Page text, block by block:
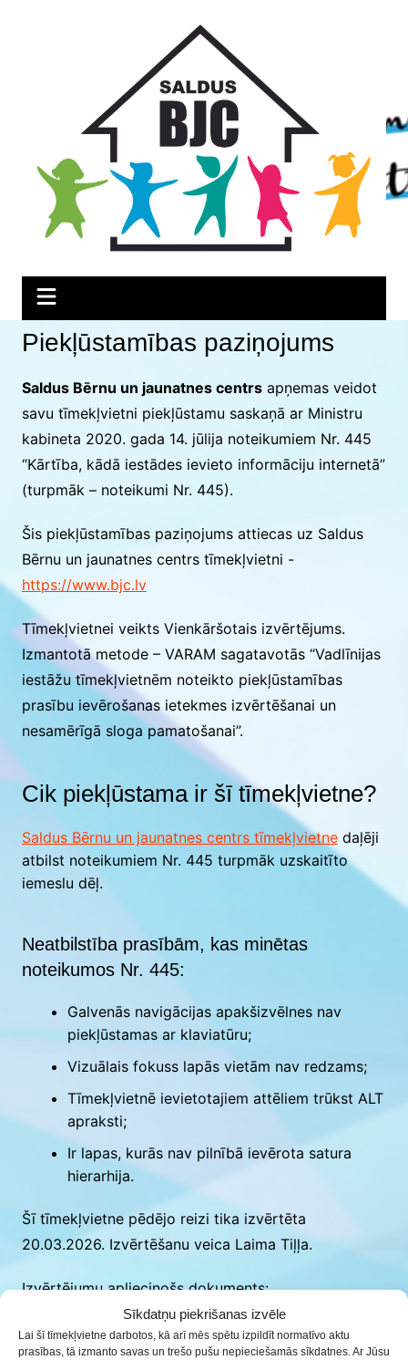
Sīkdatņu piekrišanas izvēle
Lai šī tīmekļvietne darbotos, kā arī mēs spētu izpildīt normatīvo aktu
prasības, tā izmanto savas un trešo pušu nepieciešamās sīkdatnes. Ar Jūsu
Piekļūstamības paziņojums
Saldus Bērnu un jaunatnes centrsapņemas veidot
savu tīmekļvietni piekļūstamu saskaņā ar Ministru
kabineta 2020. gada 14. jūlija noteikumiem Nr. 445
“Kārtība, kādā iestādes ievieto informāciju internetā”
(turpmāk – noteikumi Nr. 445).
Šis piekļūstamības paziņojums attiecas uz Saldus
Bērnu un jaunatnes centrs tīmekļvietni -
https://www.bjc.lv
Tīmekļvietnei veikts Vienkāršotais izvērtējums.
Izmantotā metode – VARAM sagatavotās “Vadlīnijas
iestāžu tīmekļvietnēm noteikto piekļūstamības
prasību ievērošanas ietekmes izvērtēšanai un
nesamērīgā sloga pamatošanai”.
Cik piekļūstama ir šī tīmekļvietne?
Saldus Bērnu un jaunatnes centrs tīmekļvietnedaļēji
atbilst noteikumiem Nr. 445 turpmāk uzskaitīto
iemeslu dēļ.
Neatbilstība prasībām, kas minētas
noteikumos Nr. 445:
Galvenās navigācijas apakšizvēlnes nav
piekļūstamas ar klaviatūru;
Vizuālais fokuss lapās vietām nav redzams;
Tīmekļvietnē ievietotajiem attēliem trūkst ALT
apraksti;
Ir lapas, kurās nav pilnībā ievērota satura
hierarhija.
Šī tīmekļvietne pēdējo reizi tika izvērtēta
20.03.2026. Izvērtēšanu veica Laima Tiļļa.
Izvērtējumu apliecinošs dokuments:
Pieklustamibas_pazinojums-BJC-2026-03-20